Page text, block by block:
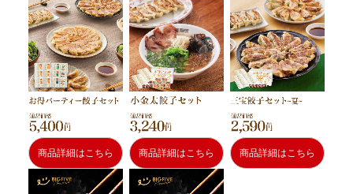
商品詳細はこちら 商品詳細はこちら 商品詳細はこちら